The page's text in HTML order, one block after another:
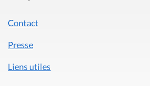
Contact
Presse
Liens utiles